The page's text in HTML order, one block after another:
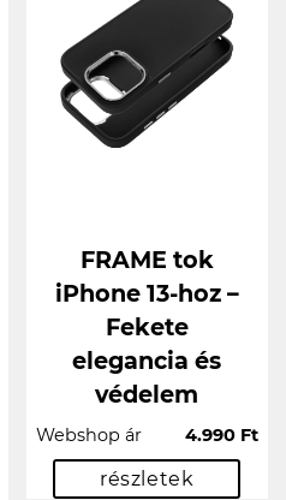
FRAME tok
iPhone 13-hoz –
Fekete
elegancia és
védelem
Webshop ár 4.990 Ft
részletek